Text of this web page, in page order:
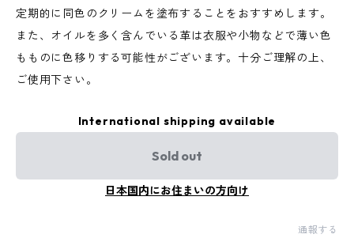
定期的に同色のクリームを塗布することをおすすめします。
また、オイルを多く含んでいる革は衣服や小物などで薄い色
もものに色移りする可能性がございます。十分ご理解の上、
ご使用下さい。
International shipping available
Sold out
日本国内にお住まいの方向け
通報する